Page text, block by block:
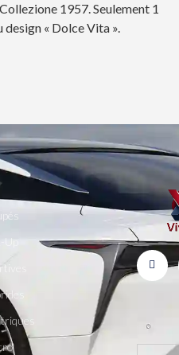
1957. Seulement 1
« Dolce Vita ».
Up